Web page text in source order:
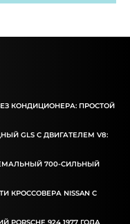
КОНДИЦИОНЕРА: ПРОСТОЙ
GLS С ДВИГАТЕЛЕМ V8:
700-СИЛЬНЫЙ
КРОССОВЕРА NISSAN С
924 1977 ГОДА